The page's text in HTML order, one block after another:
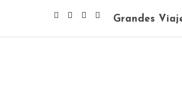
Grandes